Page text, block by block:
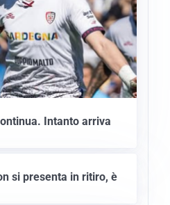
Intanto arriva
si presenta in ritiro, è